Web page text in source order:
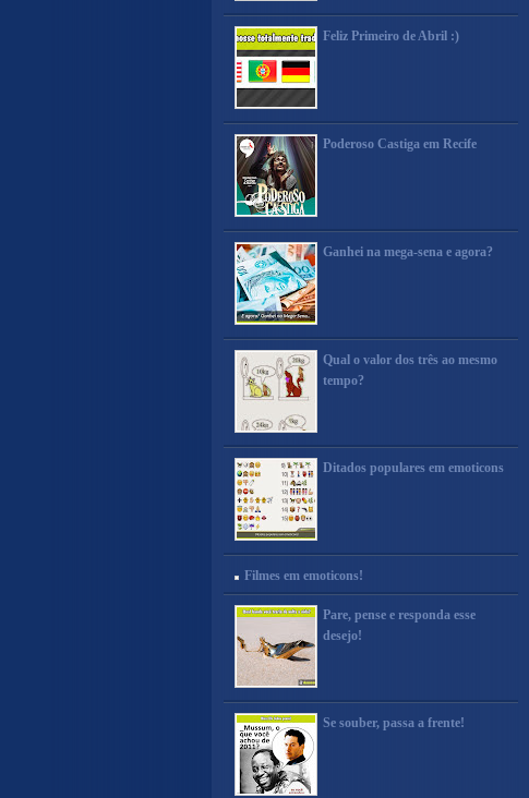
Feliz Primeiro de Abril :)
Poderoso Castiga em Recife
Ganhei na mega-sena e agora?
Qual o valor dos três ao mesmo
tempo?
Ditados populares em emoticons
Filmes em emoticons!
Pare, pense e responda esse
desejo!
Se souber, passa a frente!